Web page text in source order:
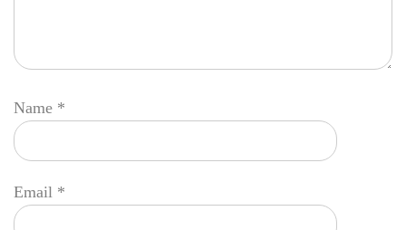
Name *
Email *